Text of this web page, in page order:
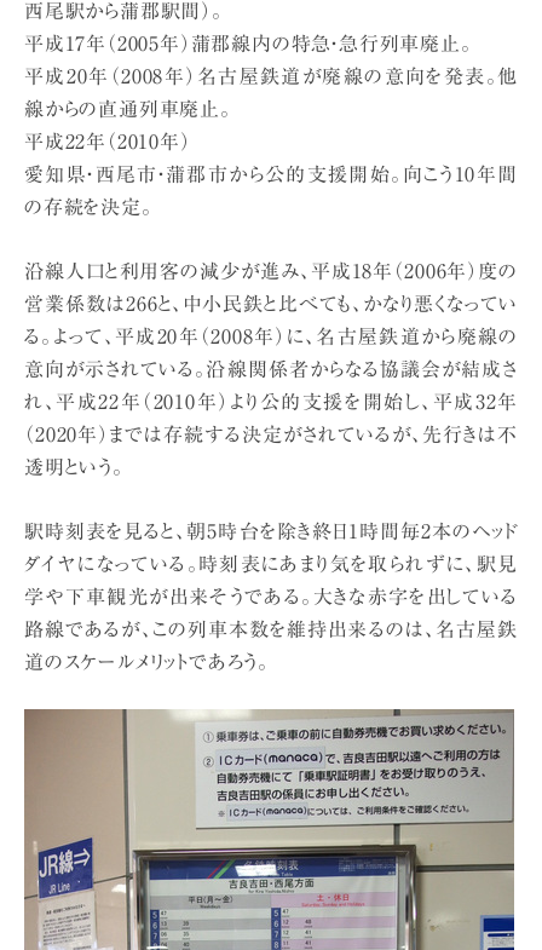
西尾駅から蒲郡駅間）。
平成17年（2005年）蒲郡線内の特急・急行列車廃止。
平成20年（2008年）名古屋鉄道が廃線の意向を発表。他
線からの直通列車廃止。
平成22年（2010年）
愛知県・西尾市・蒲郡市から公的支援開始。向こう10年間
の存続を決定。
沿線人口と利用客の減少が進み、平成18年（2006年）度の
営業係数は266と、中小民鉄と比べても、かなり悪くなってい
る。よって、平成20年（2008年）に、名古屋鉄道から廃線の
意向が示されている。沿線関係者からなる協議会が結成さ
れ、平成22年（2010年）より公的支援を開始し、平成32年
（2020年）までは存続する決定がされているが、先行きは不
透明という。
駅時刻表を見ると、朝5時台を除き終日1時間毎2本のヘッド
ダイヤになっている。時刻表にあまり気を取られずに、駅見
学や下車観光が出来そうである。大きな赤字を出している
路線であるが、この列車本数を維持出来るのは、名古屋鉄
道のスケールメリットであろう。